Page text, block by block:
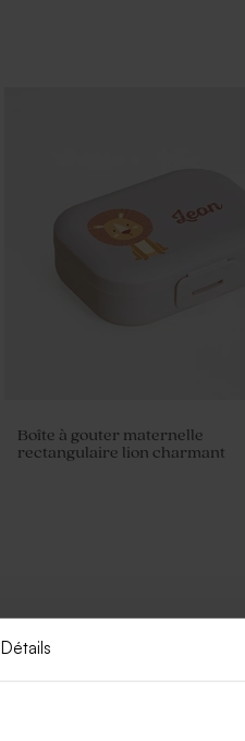
Détails
Boîte à gouter maternelle
rectangulaire lion charmant